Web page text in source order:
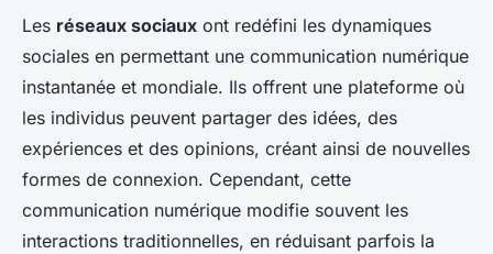
Les réseaux sociaux ont redéfini les dynamiques
sociales en permettant une communication numérique
instantanée et mondiale. Ils offrent une plateforme où
les individus peuvent partager des idées, des
expériences et des opinions, créant ainsi de nouvelles
formes de connexion. Cependant, cette
communication numérique modifie souvent les
interactions traditionnelles, en réduisant parfois la